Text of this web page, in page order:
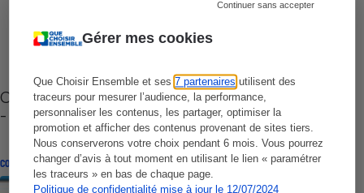
Gérer mes cookies
Que Choisir Ensemble et ses7 partenaires utilisent des
traceurs pour mesurer l’audience, la performance,
personnaliser les contenus, les partager, optimiser la
promotion et afficher des contenus provenant de sites tiers.
Nous conserverons votre choix pendant 6 mois. Vous pourrez
changer d’avis à tout moment en utilisant le lien « paramétrer
les traceurs » en bas de chaque page.
Politique de confidentialité mise à jour le 12/07/2024
Continuer sans accepter
Cafetière à capsules zéro déchet CoffeeB (vidéo)
- Premières impressions
CONSEILS